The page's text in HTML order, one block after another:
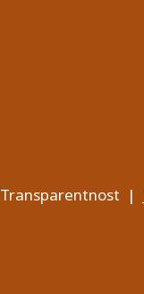
Transparentnost |